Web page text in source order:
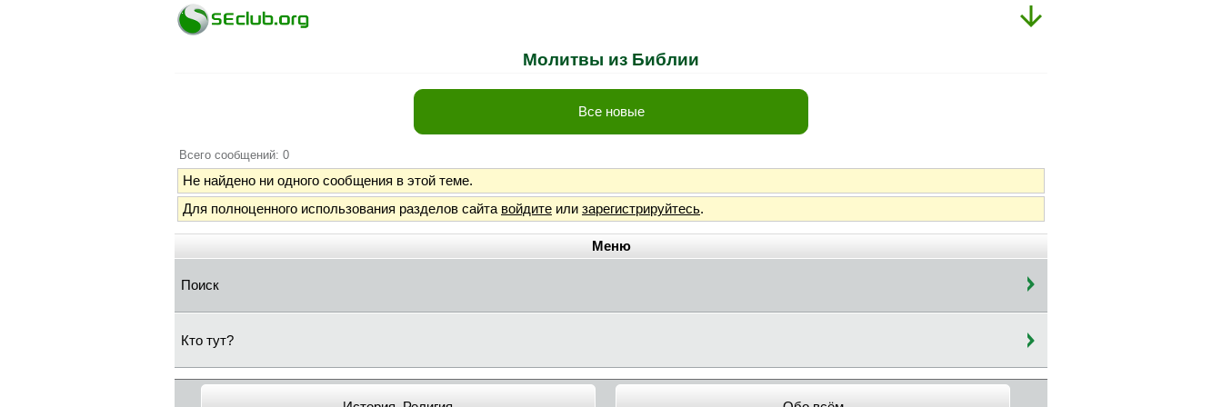
Молитвы из Библии
Все новые
Всего сообщений: 0
Не найдено ни одного сообщения в этой теме.
Для полноценного использования разделов сайта войдите или зарегистрируйтесь.
Меню
Поиск
Кто тут?